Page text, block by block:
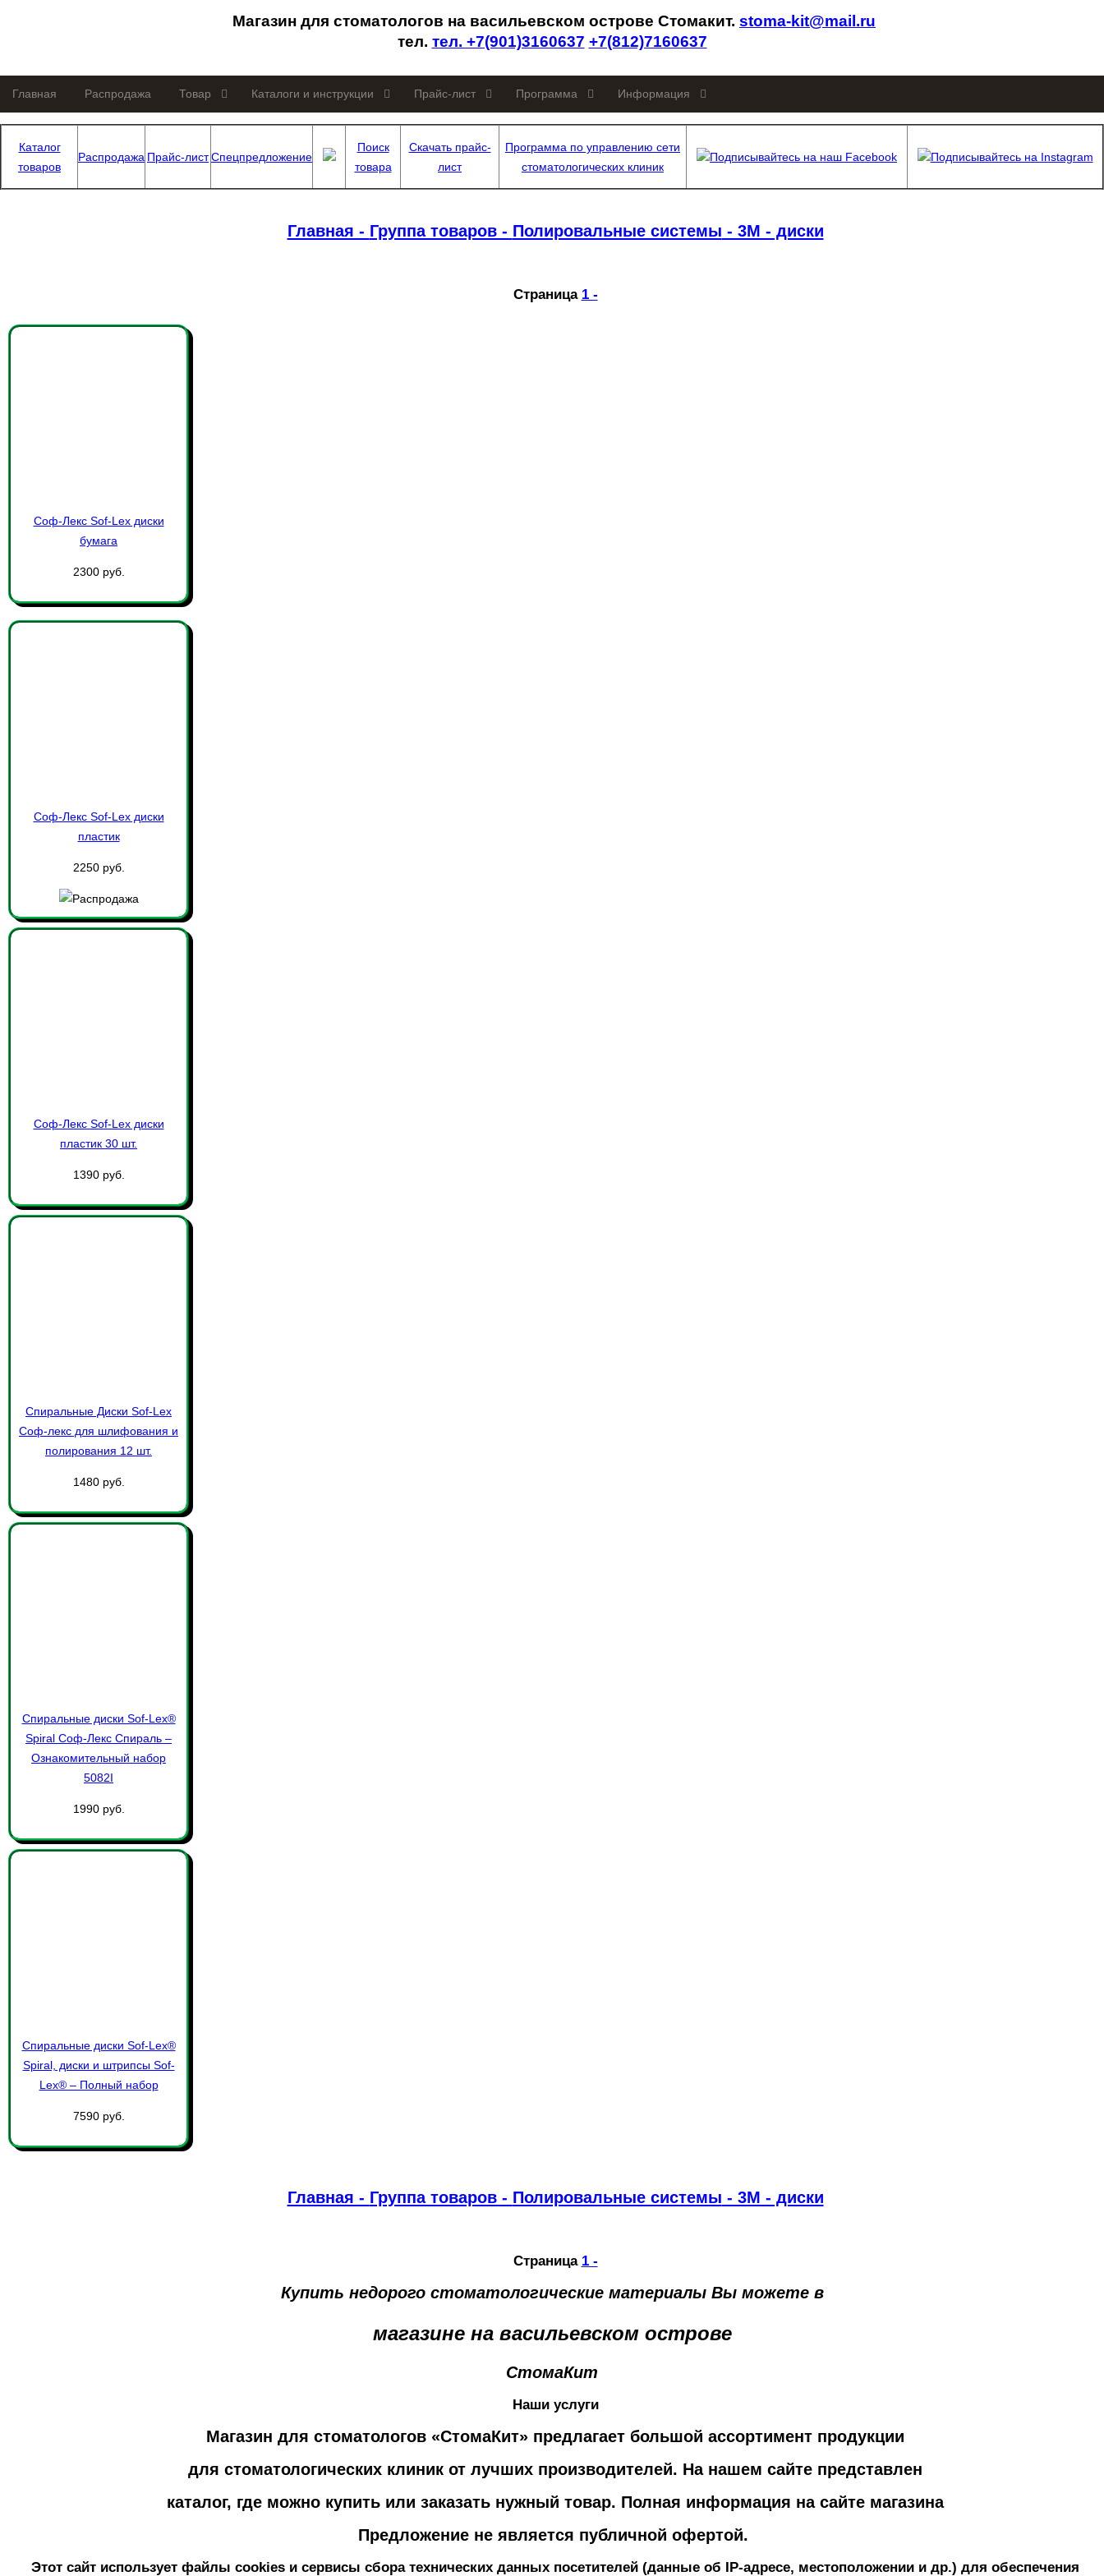
Магазин для стоматологов на васильевском острове Стомакит. stoma-kit@mail.ru
тел. тел. +7(901)3160637 +7(812)7160637
Главная Распродажа Товар Каталоги и инструкции Прайс-лист Программа Информация
Каталог
товаров
Распродажа Прайс-листСпецпредложение
Поиск
товара
Скачать прайс-
лист
Программа по управлению сети
стоматологических клиник
Подписывайтесь на наш Facebook Подписывайтесь на Instagram
Главная - Группа товаров - Полировальные системы - 3M - диски
Страница 1 -
Соф-Лекс Sof-Lex диски
бумага
2300 руб.
Соф-Лекс Sof-Lex диски
пластик
2250 руб.
Соф-Лекс Sof-Lex диски
пластик 30 шт.
1390 руб.
Спиральные Диски Sof-Lex
Соф-лекс для шлифования и
полирования 12 шт.
1480 руб.
Спиральные диски Sof-Lex®
Spiral Соф-Лекс Спираль –
Ознакомительный набор
5082I
1990 руб.
Спиральные диски Sof-Lex®
Spiral, диски и штрипсы Sof-
Lex® – Полный набор
7590 руб.
Главная - Группа товаров - Полировальные системы - 3M - диски
Страница 1 -
Купить недорого стоматологические материалы Вы можете в
магазине на васильевском острове
СтомаКит
Наши услуги
Магазин для стоматологов «СтомаКит» предлагает большой ассортимент продукции
для стоматологических клиник от лучших производителей. На нашем сайте представлен
каталог, где можно купить или заказать нужный товар. Полная информация на сайте магазина
Предложение не является публичной офертой.
Этот сайт использует файлы cookies и сервисы сбора технических данных посетителей (данные об IP-адресе, местоположении и др.) для обеспечения